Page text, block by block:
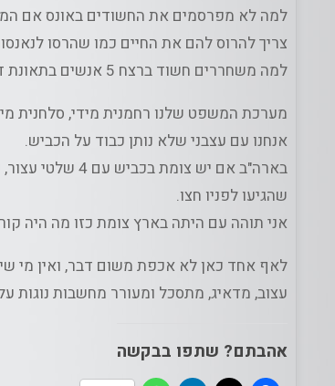
למה לא מפרסמים את החשודים באונס אם
צריך להרוס להם את החיים כמו שהרסו
למה משחררים חשוד ברצח 5 אנשים בתאונת דרכים למאסר בית? למה מגיע לו הפרס הזה?
מערכת המשפט שלנו רחמנית מידי, סלחנית
אנחנו עם עצבני שלא נותן כבוד על הכביש.
בארה"ב אם יש
שהגיעו לפניו חצו.
אני תוהה עם היתה בארץ צומת כזו מה היה
לאף אחד כאן לא אכפת משום דבר, ואין מי
עצוב, מדאיג, מתסכל ומעורר מחשבות נוגות
אהבתם? שתפו בבקשה